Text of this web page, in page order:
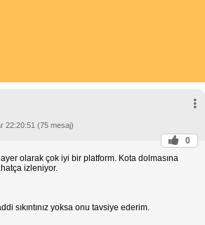
22:20:51 (75 mesaj)
0
olarak çok iyi bir platform. Kota dolmasına
izleniyor.
sıkıntınız yoksa onu tavsiye ederim.